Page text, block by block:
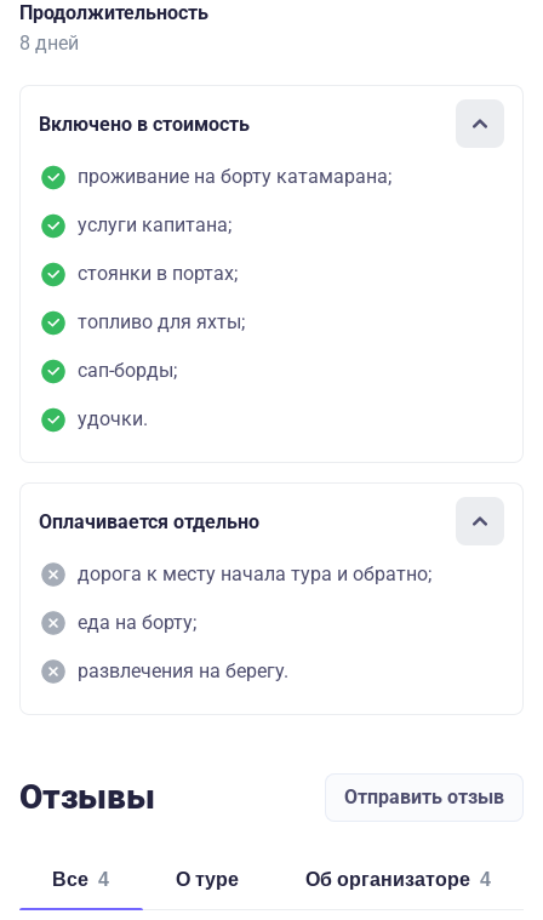
Продолжительность
8 дней
Включено в стоимость
проживание на борту катамарана;
услуги капитана;
стоянки в портах;
топливо для яхты;
сап-борды;
удочки.
Оплачивается отдельно
дорога к месту начала тура и обратно;
еда на борту;
развлечения на берегу.
Отзывы Отправить отзыв
Все 4 о туре об организаторе 4